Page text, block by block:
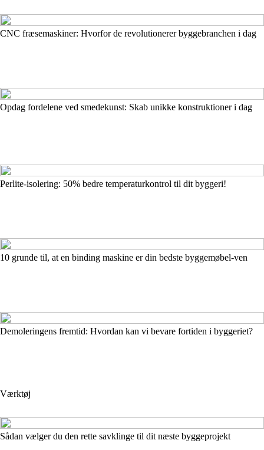
CNC fræsemaskiner: Hvorfor de revolutionerer byggebranchen i dag
Opdag fordelene ved smedekunst: Skab unikke konstruktioner i dag
Perlite-isolering: 50% bedre temperaturkontrol til dit byggeri!
10 grunde til, at en binding maskine er din bedste byggemøbel-ven
Demoleringens fremtid: Hvordan kan vi bevare fortiden i byggeriet?
Værktøj
Sådan vælger du den rette savklinge til dit næste byggeprojekt